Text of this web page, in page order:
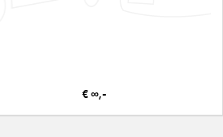
€ ∞,-